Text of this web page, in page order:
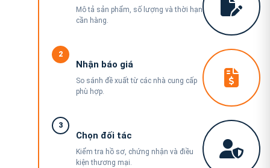
Mô tả sản phẩm, số lượng và thời hạn
cần hàng.
2
Nhận báo giá
So sánh đề xuất từ các nhà cung cấp
phù hợp.
3
Chọn đối tác
Kiểm tra hồ sơ, chứng nhận và điều
kiện thương mại.